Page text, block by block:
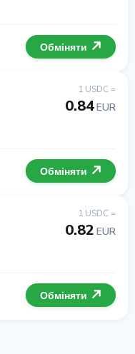
Обміняти
1 USDC =
0.84EUR
Обміняти
1 USDC =
0.82 EUR
Обміняти